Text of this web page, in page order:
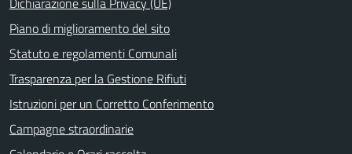
Piano di miglioramento del sito
Statuto e regolamenti Comunali
Trasparenza per la Gestione Rifiuti
Istruzioni per un Corretto Conferimento
Campagne straordinarie